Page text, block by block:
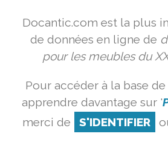
Docantic.com est la plus
de données en ligne de
pour les meubles du
Pour accéder à la base
apprendre davantage sur '
merci de
S'IDENTIFIER